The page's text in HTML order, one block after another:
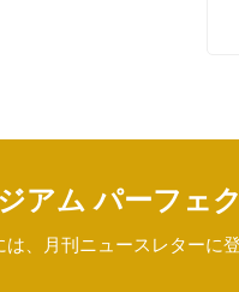
アム パーフェ
、月刊ニュースレターに